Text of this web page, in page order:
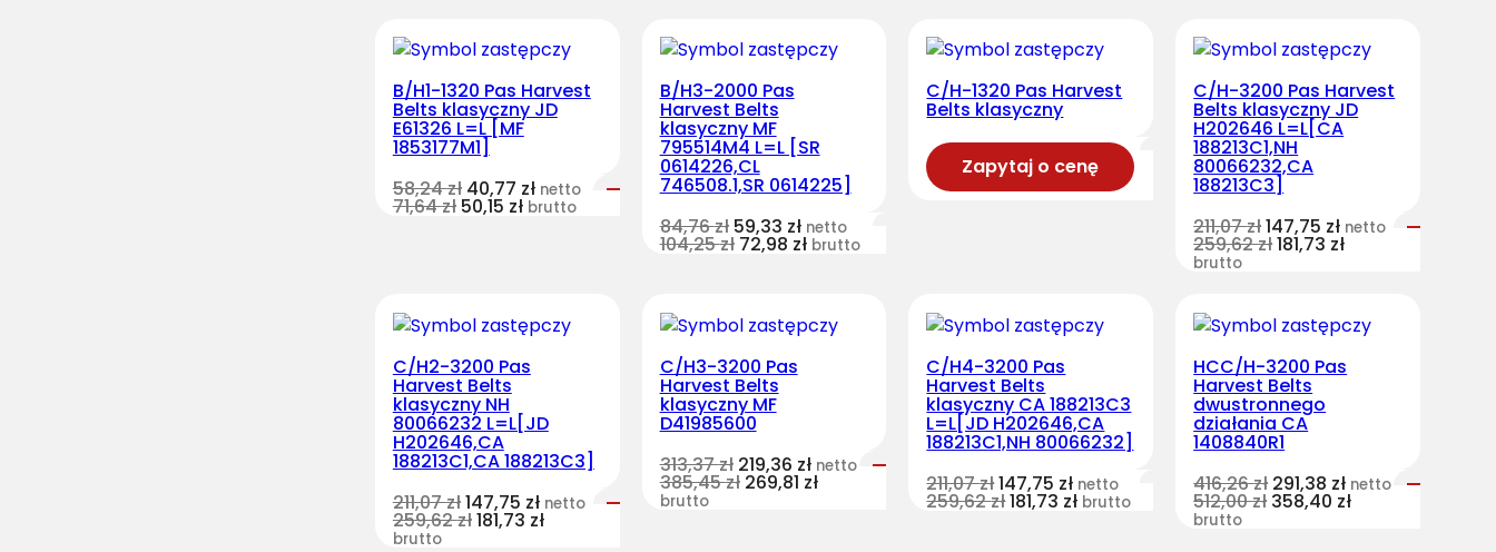
B/H1-1320 Pas Harvest
Belts klasyczny JD
E61326 L=L [MF
1853177M1]
58,24zł 40,77 zł netto
71,64zł 50,15 zł brutto
B/H3-2000 Pas
Harvest Belts
klasyczny MF
795514M4 L=L [SR
0614226,CL
746508.1,SR 0614225]
84,76zł 59,33 zł netto
104,25zł 72,98 zł brutto
C/H-1320 Pas Harvest
Belts klasyczny
Zapytaj o cenę
C/H-3200 Pas Harvest
Belts klasyczny JD
H202646 L=L[CA
188213C1,NH
80066232,CA
188213C3]
211,07zł147,75 zł netto
259,62zł181,73 zł
brutto
C/H2-3200 Pas
Harvest Belts
klasyczny NH
80066232 L=L[JD
H202646,CA
188213C1,CA 188213C3]
211,07zł147,75 zł netto
259,62zł181,73 zł
brutto
C/H3-3200 Pas
Harvest Belts
klasyczny MF
D41985600
313,37zł 219,36 zł netto
385,45zł 269,81 zł
brutto
C/H4-3200 Pas
Harvest Belts
klasyczny CA 188213C3
L=L[JD H202646,CA
188213C1,NH 80066232]
211,07zł147,75 zł netto
259,62zł181,73 zł brutto
HCC/H-3200 Pas
Harvest Belts
dwustronnego
działania CA
1408840R1
416,26zł 291,38 zł netto
512,00zł 358,40 zł
brutto